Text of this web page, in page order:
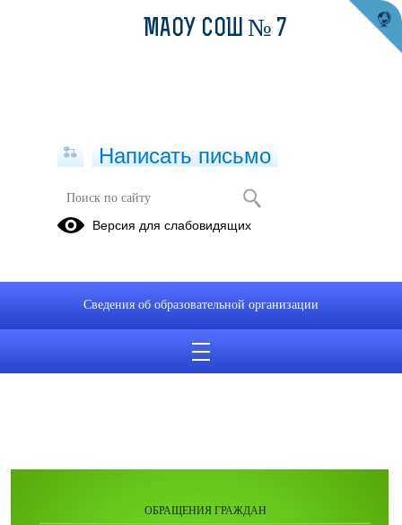
Публикации за 02.07.2025
Профильное обучение
ОБРАЩЕНИЯ ГРАЖДАН
МАОУ СОШ № 7
Написать письмо
Версия для слабовидящих
Сведения об образовательной организации